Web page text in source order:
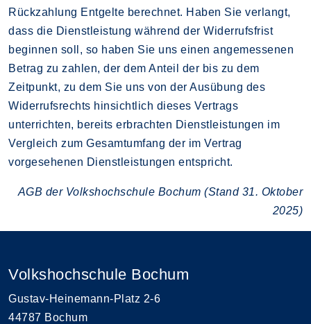
Rückzahlung Entgelte berechnet. Haben Sie verlangt,
dass die Dienstleistung während der Widerrufsfrist
beginnen soll, so haben Sie uns einen angemessenen
Betrag zu zahlen, der dem Anteil der bis zu dem
Zeitpunkt, zu dem Sie uns von der Ausübung des
Widerrufsrechts hinsichtlich dieses Vertrags
unterrichten, bereits erbrachten Dienstleistungen im
Vergleich zum Gesamtumfang der im Vertrag
vorgesehenen Dienstleistungen entspricht.
AGB der Volkshochschule Bochum (Stand 31. Oktober
2025)
Volkshochschule Bochum
Gustav-Heinemann-Platz 2-6
44787 Bochum